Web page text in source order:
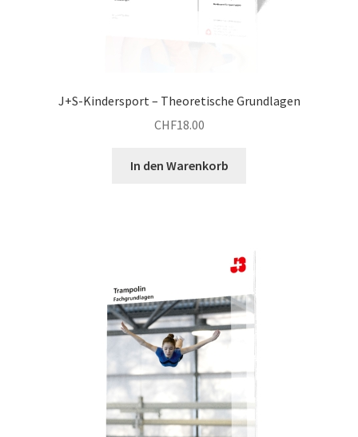
J+S-Kindersport – Theoretische Grundlagen
CHF18.00
In den Warenkorb